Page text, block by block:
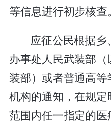
等信息进行初步核查。
应征公民根据乡
办事处人民武装部
装部）或者普通高
机构的通知，在规
范围内任一指定的